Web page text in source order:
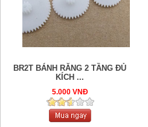
BR2T BÁNH RĂNG 2 TẦNG ĐỦ
KÍCH ...
5.000 VNĐ